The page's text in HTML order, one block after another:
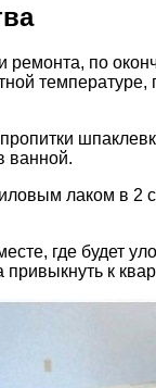
по
ванной.
лаком в 2
где будет
к